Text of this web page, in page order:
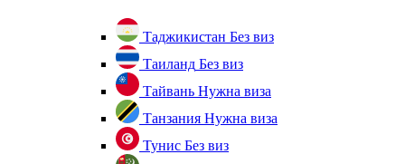
Таджикистан Без виз
Таиланд Без виз
Тайвань Нужна виза
Танзания Нужна виза
Тунис Без виз